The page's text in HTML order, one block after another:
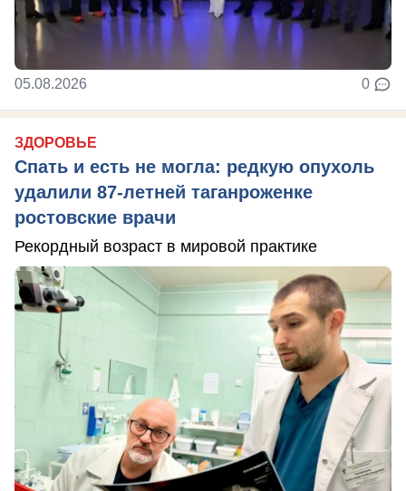
05.08.2026 0
ЗДОРОВЬЕ
Спать и есть не могла: редкую опухоль
удалили 87-летней таганроженке
ростовские врачи
Рекордный возраст в мировой практике